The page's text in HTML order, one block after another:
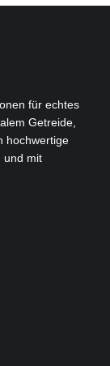
für echtes
Getreide,
hochwertige
und mit